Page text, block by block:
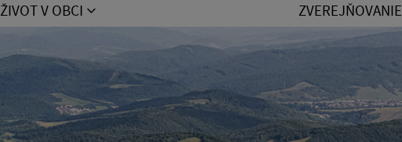
ŽIVOT V OBCI ZVEREJŇOVANIE